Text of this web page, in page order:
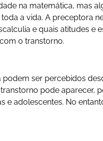
na matemática, mas
a vida. A preceptora
e quais atitudes e
o transtorno.
podem ser percebidos
pode aparecer,
e adolescentes. No